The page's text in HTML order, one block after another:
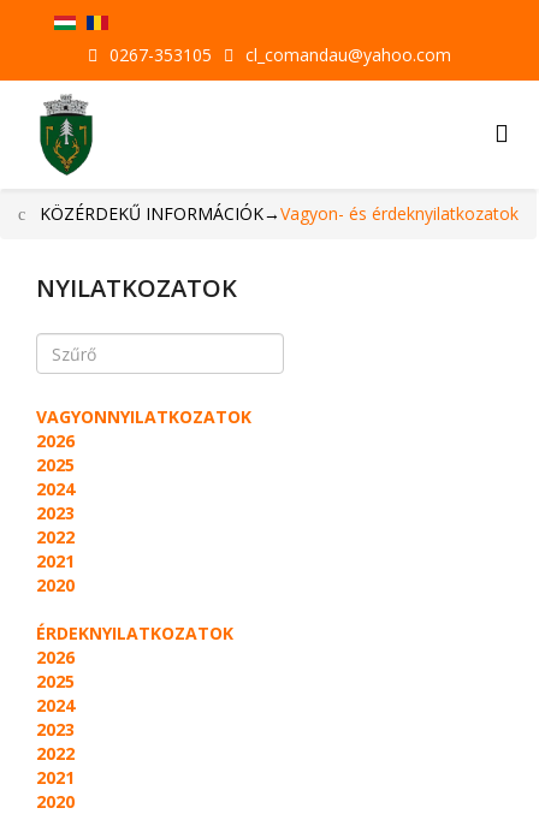
0267-353105 cl_comandau@yahoo.com
KÖZÉRDEKŰ INFORMÁCIÓK→Vagyon- és érdeknyilatkozatok
NYILATKOZATOK
VAGYONNYILATKOZATOK
2026
2025
2024
2023
2022
2021
2020
ÉRDEKNYILATKOZATOK
2026
2025
2024
2023
2022
2021
2020